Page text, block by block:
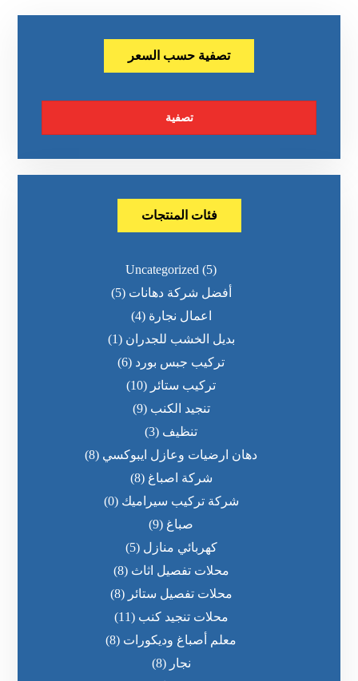
تصفية حسب السعر
تصفية
فئات المنتجات
Uncategorized (5)
أفضل شركة دهانات (5)
اعمال نجارة (4)
بديل الخشب للجدران (1)
تركيب جبس بورد (6)
تركيب ستائر (10)
تنجيد الكنب (9)
تنظيف (3)
دهان ارضيات وعازل ايبوكسي (8)
شركة اصباغ (8)
شركة تركيب سيراميك (0)
صباغ (9)
كهربائي منازل (5)
محلات تفصيل اثاث (8)
محلات تفصيل ستائر (8)
محلات تنجيد كنب (11)
معلم أصباغ وديكورات (8)
نجار (8)